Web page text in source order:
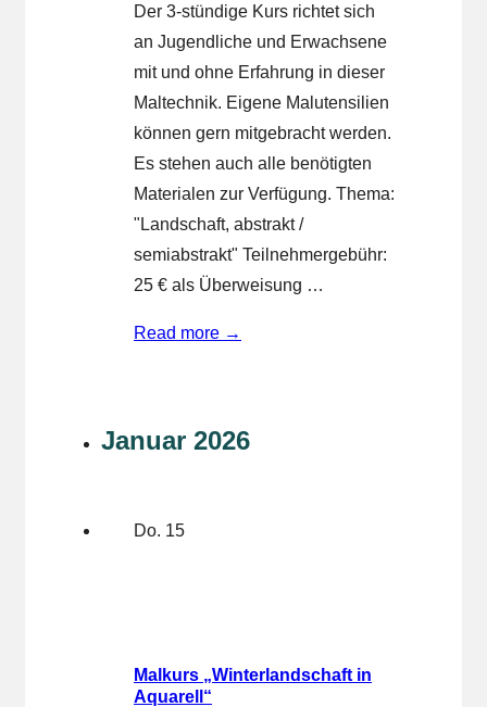
Der 3-stündige Kurs richtet sich
an Jugendliche und Erwachsene
mit und ohne Erfahrung in dieser
Maltechnik. Eigene Malutensilien
können gern mitgebracht werden.
Es stehen auch alle benötigten
Materialen zur Verfügung. Thema:
"Landschaft, abstrakt /
semiabstrakt" Teilnehmergebühr:
25 € als Überweisung …
Malkurs
Read more →
Januar 2026
Do. 15
Malkurs „Winterlandschaft in
Aquarell“